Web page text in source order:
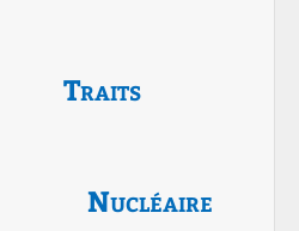
Traits
Nucléaire